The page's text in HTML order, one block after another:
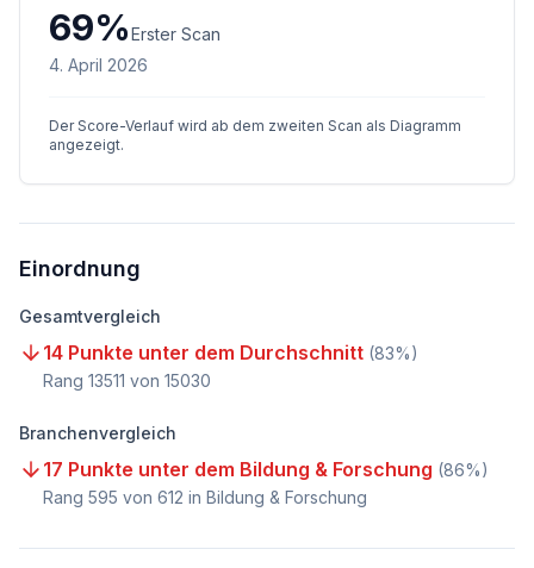
69%Erster Scan
4. April 2026
Der Score-Verlauf wird ab dem zweiten Scan als Diagramm
angezeigt.
Einordnung
Gesamtvergleich
14 Punkte unter dem Durchschnitt (83%)
Rang 13511 von 15030
Branchenvergleich
17 Punkte unter dem Bildung & Forschung (86%)
Rang 595 von 612 in Bildung & Forschung